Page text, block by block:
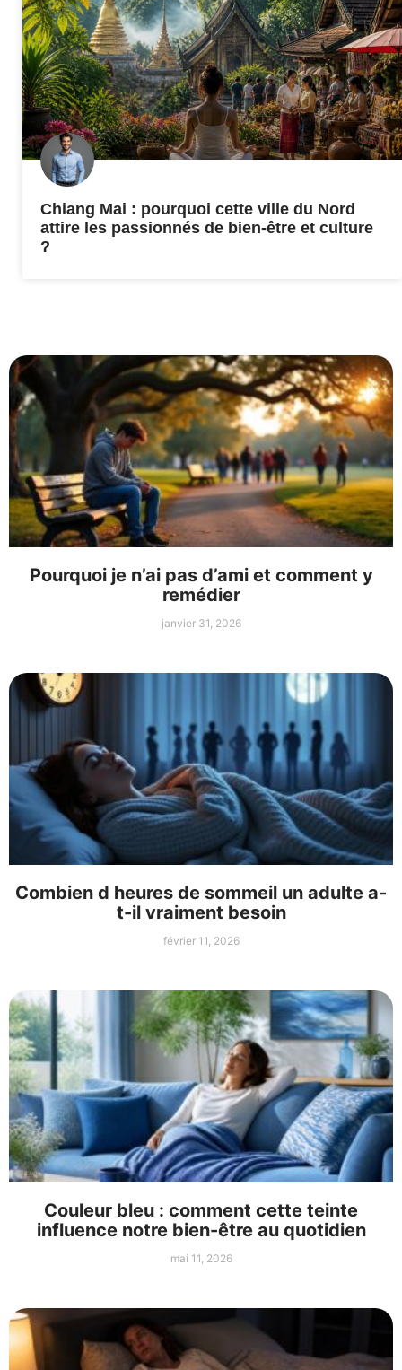
Chiang Mai : pourquoi cette ville du Nord
attire les passionnés de bien-être et culture
?
Pourquoi je n’ai pas d’ami et comment y
remédier
janvier 31, 2026
Combien d heures de sommeil un adulte a-
t-il vraiment besoin
février 11, 2026
Couleur bleu : comment cette teinte
influence notre bien-être au quotidien
mai 11, 2026